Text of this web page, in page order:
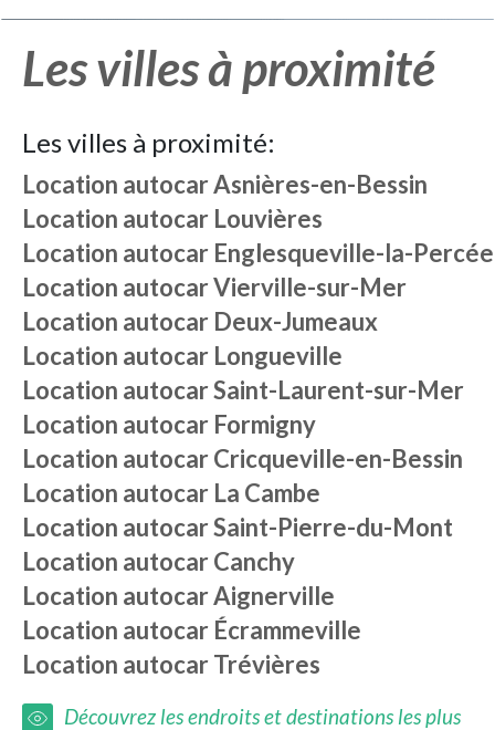
Les villes à proximité
Les villes à proximité:
Location autocarAsnières-en-Bessin
Location autocar Louvières
Location autocar Englesqueville-la-Percée
Location autocarVierville-sur-Mer
Location autocar Deux-Jumeaux
Location autocar Longueville
Location autocarSaint-Laurent-sur-Mer
Location autocar Formigny
Location autocarCricqueville-en-Bessin
Location autocar La Cambe
Location autocarSaint-Pierre-du-Mont
Location autocarCanchy
Location autocarAignerville
Location autocar Écrammeville
Location autocarTrévières
Découvrez les endroits et destinations les plus